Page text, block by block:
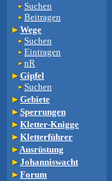
Suchen
Beitragen
Wege
Suchen
Eintragen
nR
Gipfel
Suchen
Gebiete
Sperrungen
Kletter-Knigge
Kletterführer
Ausrüstung
Johanniswacht
Forum